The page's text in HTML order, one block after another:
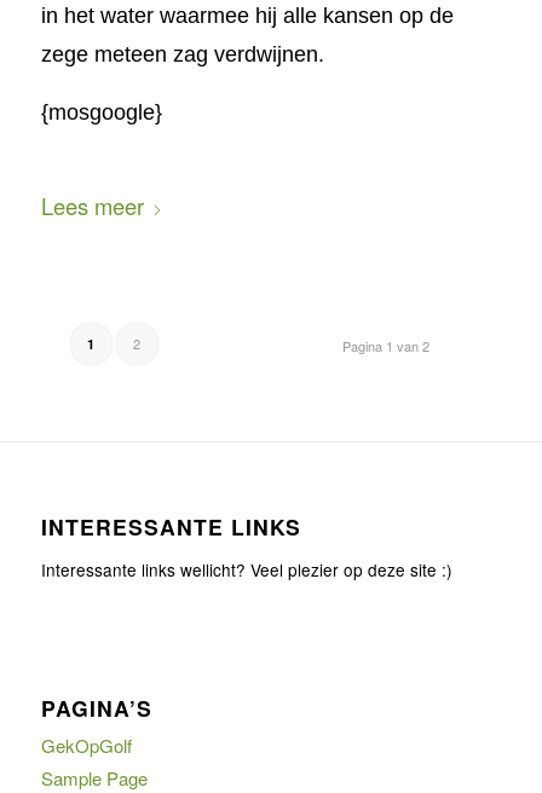
in het water waarmee hij alle kansen op de
zege meteen zag verdwijnen.
{mosgoogle}
Lees meer
Pagina 1 van 2
1 2
INTERESSANTE LINKS
Interessante links wellicht? Veel plezier op deze site :)
PAGINA’S
GekOpGolf
Sample Page